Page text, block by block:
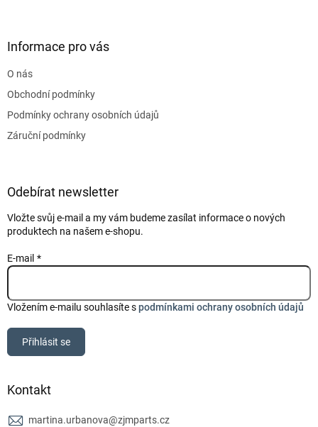
Informace pro vás
O nás
Obchodní podmínky
Podmínky ochrany osobních údajů
Záruční podmínky
Odebírat newsletter
Vložte svůj e-mail a my vám budeme zasílat informace o nových
produktech na našem e-shopu.
E-mail
Vložením e-mailu souhlasíte spodmínkami ochrany osobních údajů
Přihlásit se
Kontakt
martina.urbanova@zjmparts.cz